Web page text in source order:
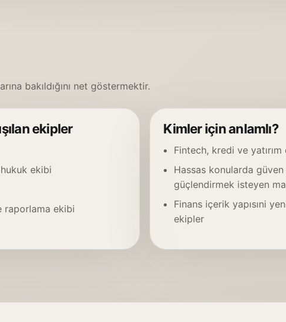
bakıldığını net göstermektir.
ekipler
ekibi
raporlama ekibi
Kimler için anlamlı?
Fintech, kredi ve
Hassas konularda
güçlendirmek isteyen
Finans içerik yapısıni
ekipler